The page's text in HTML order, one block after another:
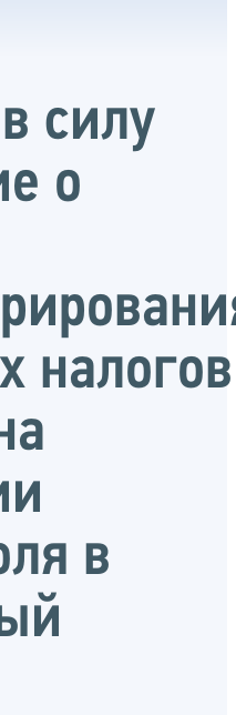
силу
о
налогов
в